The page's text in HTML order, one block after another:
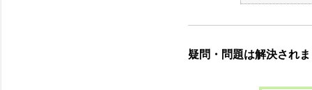
疑問・問題は解決され